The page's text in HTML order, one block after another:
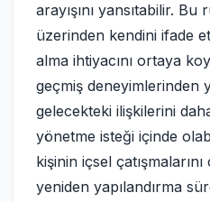
arayışını yansıtabilir.
üzerinden kendini ifade
alma ihtiyacını ortaya
geçmiş deneyimlerinden
gelecekteki ilişkilerini
yönetme isteği içinde
kişinin içsel
yeniden yapılandırma